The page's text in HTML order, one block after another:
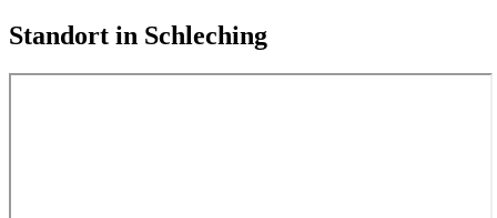
Standort in Schleching